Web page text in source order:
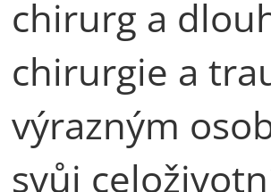
chirurg a
chirurgie a
výrazným
svůj